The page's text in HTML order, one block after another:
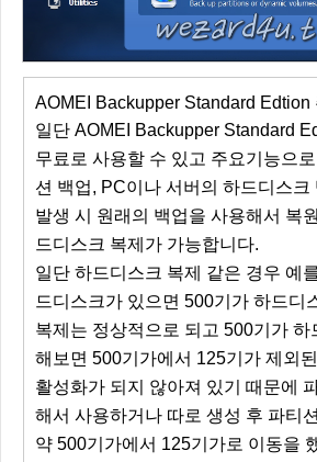
AOMEI Backupper Standard Edtion
일단 AOMEI Backupper Standard
무료로 사용할 수 있고 주요기능으
션 백업, PC이나 서버의 하드디스크
발생 시 원래의 백업을 사용해서 복
드디스크 복제가 가능합니다.
일단 하드디스크 복제 같은 경우 예
드디스크가 있으면 500기가 하드디
복제는 정상적으로 되고 500기가 하
해보면 500기가에서 125기가 제외
활성화가 되지 않아져 있기 때문에
해서 사용하거나 따로 생성 후 파티
약 500기가에서 125기가로 이동을